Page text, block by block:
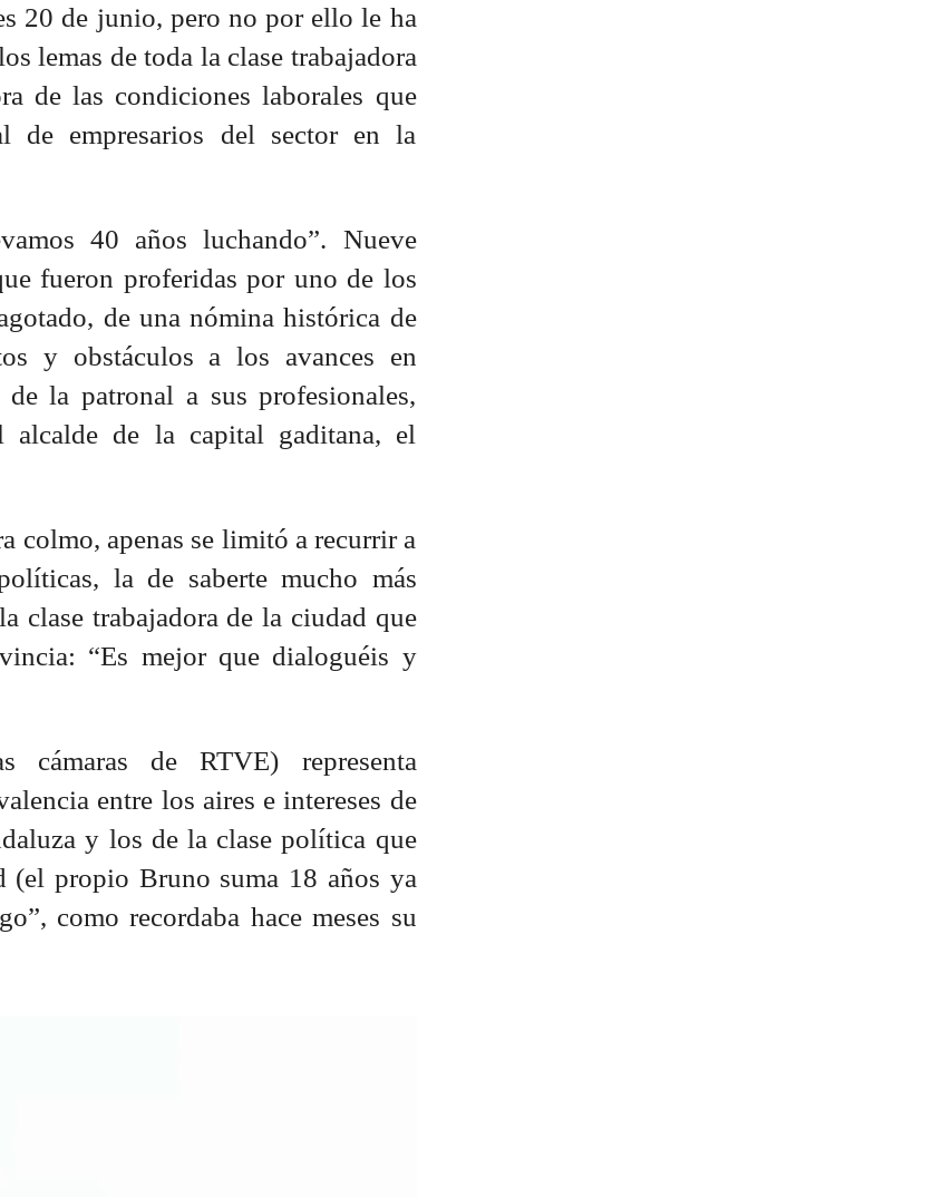
20 de junio, pero no por ello le ha
lemas de toda la clase trabajadora
de las condiciones laborales que
de empresarios del sector en la
40 años luchando”. Nueve
fueron proferidas por uno de los
de una nómina histórica de
y obstáculos a los avances en
la patronal a sus profesionales,
alcalde de la capital gaditana, el
colmo, apenas se limitó a recurrir a
la de saberte mucho más
clase trabajadora de la ciudad que
“Es mejor que dialoguéis y
de RTVE) representa
entre los aires e intereses de
y los de la clase política que
(el propio Bruno suma 18 años ya
como recordaba hace meses su